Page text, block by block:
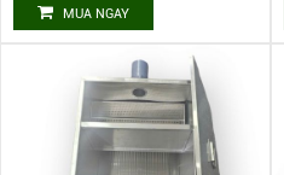
MUA NGAY